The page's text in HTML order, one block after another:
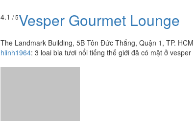
4.1 / 5Vesper Gourmet Lounge
The Landmark Building, 5B Tôn Đức Thắng, Quận 1, TP. HCM
hlinh1964: 3 loai bia tươi nổi tiếng thế giới đã có mặt ở vesper